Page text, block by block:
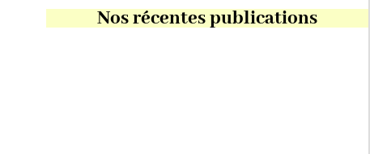
Nos récentes publications